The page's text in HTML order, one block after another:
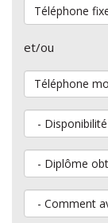
Téléphone fixe
et/ou
Téléphone
Disponibilité
Diplôme
Comment